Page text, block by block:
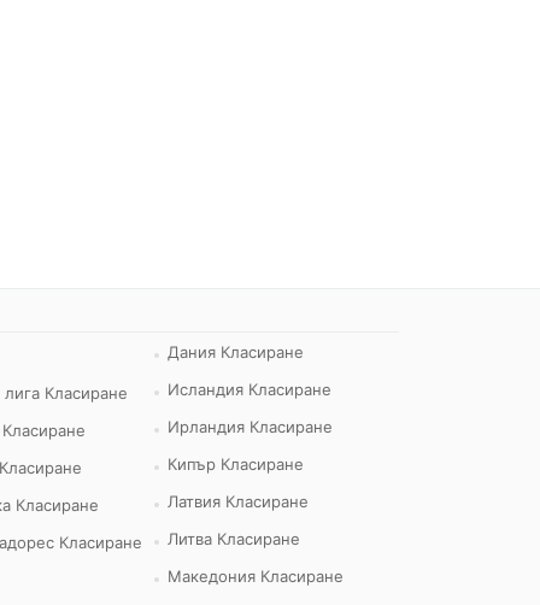
Класиране
Класиране
Класиране
Дания Класиране
Исландия Класиране
Ирландия Класиране
Кипър Класиране
Латвия Класиране
Литва Класиране
Македония Класиране